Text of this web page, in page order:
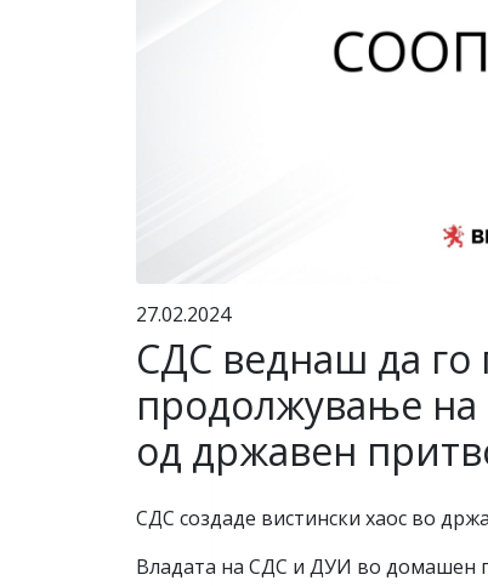
27.02.2024
СДС веднаш да
продолжување на
од државен
СДС создаде вистински хаос во
Владата на СДС и ДУИ во домашен